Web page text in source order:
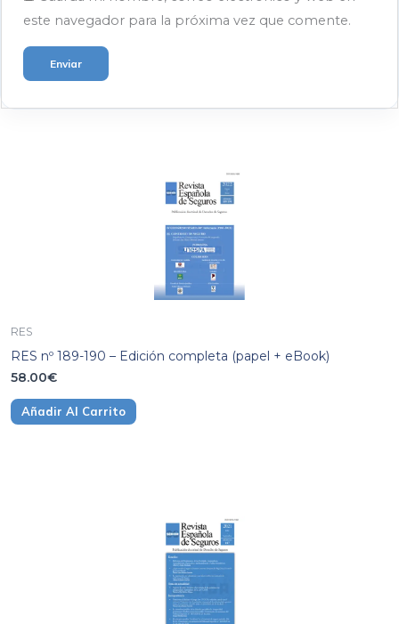
este navegador para la próxima vez que comente.
RES
RES nº 189-190 – Edición completa (papel + eBook)
58.00€
Añadir Al Carrito